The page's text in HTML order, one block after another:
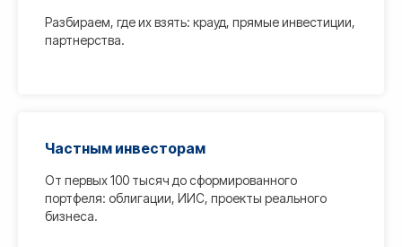
Разбираем, где их взять: крауд, прямые инвестиции,
партнерства.
Частным инвесторам
От первых 100 тысяч до сформированного
портфеля: облигации, ИИС, проекты реального
бизнеса.